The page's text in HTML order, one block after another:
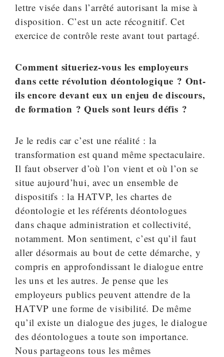
lettre visée dans l’arrêté autorisant la mise à
disposition. C’est un acte récognitif. Cet
exercice de contrôle reste avant tout partagé.
Comment situeriez-vous les employeurs
dans cette révolution déontologique ? Ont-
ils encore devant eux un enjeu de discours,
de formation ? Quels sont leurs défis ?
Je le redis car c’est une réalité : la
transformation est quand même spectaculaire.
Il faut observer d’où l’on vient et où l’on se
situe aujourd’hui, avec un ensemble de
dispositifs : la HATVP, les chartes de
déontologie et les référents déontologues
dans chaque administration et collectivité,
notamment. Mon sentiment, c’est qu’il faut
aller désormais au bout de cette démarche, y
compris en approfondissant le dialogue entre
les uns et les autres. Je pense que les
employeurs publics peuvent attendre de la
HATVP une forme de visibilité. De même
qu’il existe un dialogue des juges, le dialogue
des déontologues a toute son importance.
Nous partageons tous les mêmes